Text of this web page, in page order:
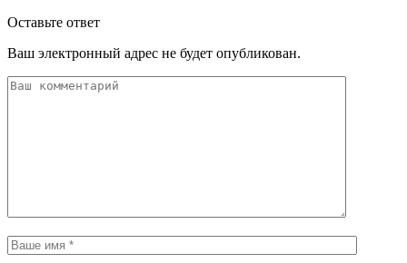
Оставьте ответ
Ваш электронный адрес не будет опубликован.